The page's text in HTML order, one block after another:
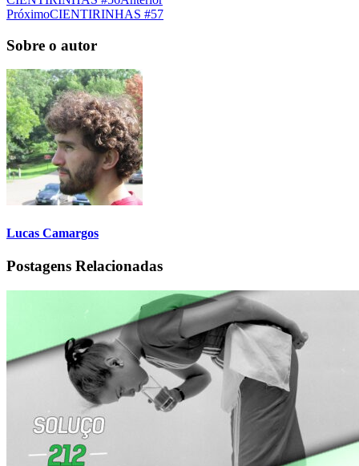
PróximoCIENTIRINHAS #57
Sobre o autor
Lucas Camargos
Postagens Relacionadas